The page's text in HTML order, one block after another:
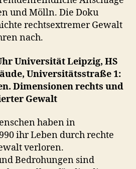
und Mölln. Die Doku
rechtsextremer Gewalt
nach.
Universität Leipzig, HS
Universitätsstraße 1:
Dimensionen rechts und
Gewalt
haben in
ihr Leben durch rechte
verloren.
Bedrohungen sind